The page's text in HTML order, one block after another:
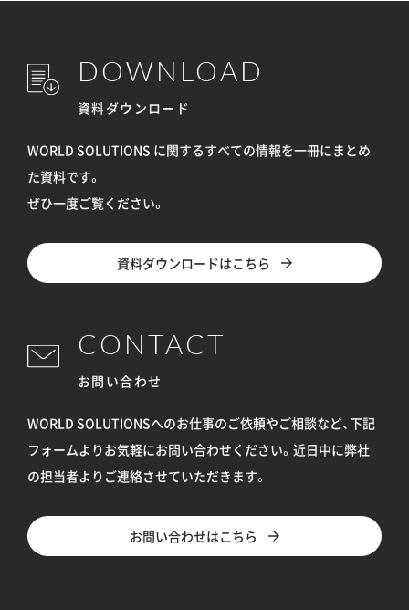
DOWNLOAD
資料ダウンロード
WORLD SOLUTIONS に関するすべての情報を一冊にまとめ
た資料です。
ぜひ一度ご覧ください。
資料ダウンロードはこちら
CONTACT
お問い合わせ
WORLD SOLUTIONSへのお仕事のご依頼やご相談など、下記
フォームよりお気軽にお問い合わせください。 近日中に弊社
の担当者よりご連絡させていただきます。
お問い合わせはこちら